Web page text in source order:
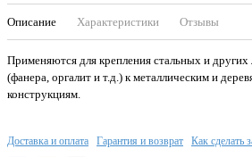
Описание Характеристики Отзывы
Применяются для крепления стальных и
(фанера, оргалит и т.д.) к металлическим и
конструкциям.
Доставка и оплата Гарантия и возврат Как сделать